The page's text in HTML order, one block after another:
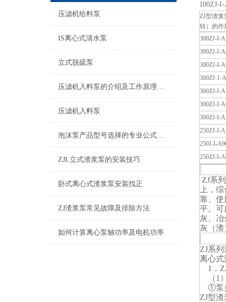
压滤机给料泵
IS离心式清水泵
立式脱硫泵
压滤机入料泵的介绍及工作原理说明
压滤机入料泵
泡沫泵产品型号选择的专业公式介绍
ZJL立式渣浆泵的安装技巧
卧式离心式渣浆泵安装找正
ZJ渣浆泵常见故障及排除方法
如何计算离心泵轴功率及电机功率
100ZJ-
ZJ型渣
转）的作
300ZJ-I-
300ZJ-I-
300ZJ-I-
300ZJ-1-
300ZJ-I-
300ZJ-I-
300ZJ-I-
250ZJ-I-
250J-I-
250ZJ-I-
ZJ系
上，
靠、使
平。可
灰、
灰（渣
ZJ系
离心式
1．
（1
①泵
ZJ型